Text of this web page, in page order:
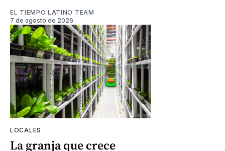
EL TIEMPO LATINO TEAM
7 de agosto de 2026
LOCALES
La granja que crece